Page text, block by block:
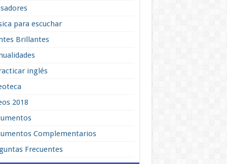
para escuchar
Brillantes
inglés
2018
Complementarios
Frecuentes